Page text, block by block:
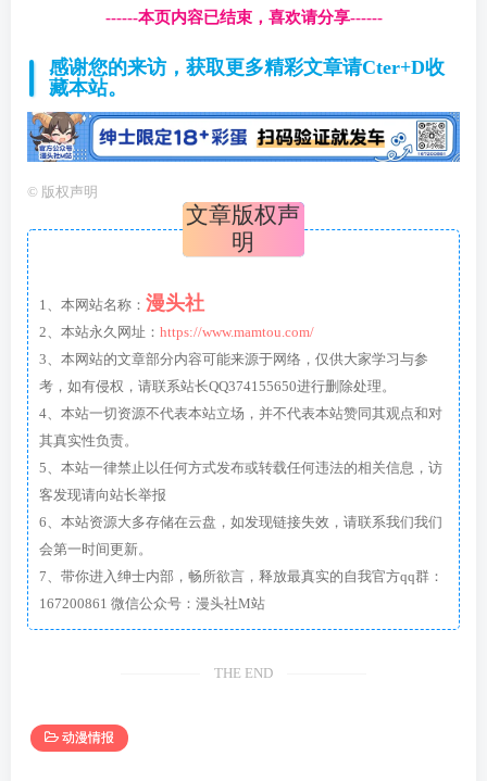
------本页内容已结束，喜欢请分享------
感谢您的来访，获取更多精彩文章请Cter+D收
藏本站。
© 版权声明
文章版权声
明
1、本网站名称： 漫头社
2、本站永久网址： https://www.mamtou.com/
3、本网站的文章部分内容可能来源于网络，仅供大家学习与参
考，如有侵权，请联系站长QQ374155650进行删除处理。
4、本站一切资源不代表本站立场，并不代表本站赞同其观点和对
其真实性负责。
5、本站一律禁止以任何方式发布或转载任何违法的相关信息，访
客发现请向站长举报
6、本站资源大多存储在云盘，如发现链接失效，请联系我们我们
会第一时间更新。
7、带你进入绅士内部，畅所欲言，释放最真实的自我官方qq群：
167200861 微信公众号：漫头社M站
THE END
动漫情报